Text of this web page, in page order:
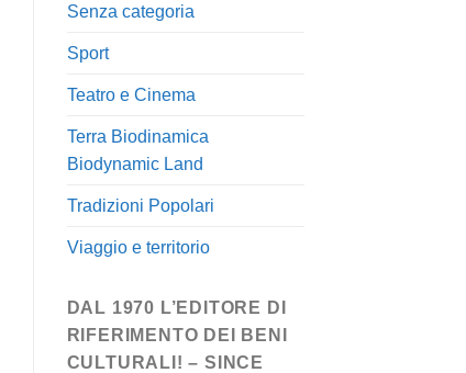
Senza categoria
Sport
Teatro e Cinema
Terra Biodinamica
Biodynamic Land
Tradizioni Popolari
Viaggio e territorio
DAL 1970 L’EDITORE DI
RIFERIMENTO DEI BENI
CULTURALI! – SINCE